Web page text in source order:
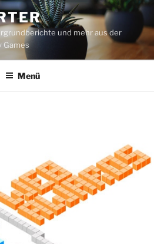
und mehr aus der
Games
Menü